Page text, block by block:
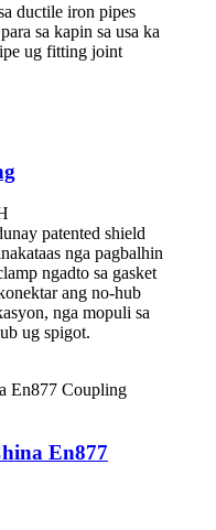
ductile iron pipes
sa kapin sa usa ka
ug fitting joint
patented shield
nga pagbalhin
ngadto sa gasket
ang no-hub
nga mopuli sa
ug spigot.
En877